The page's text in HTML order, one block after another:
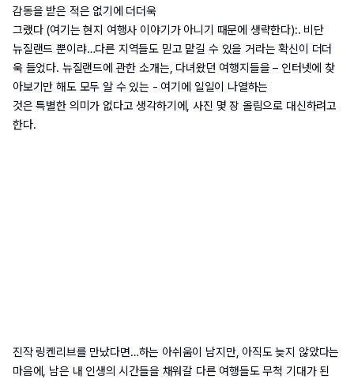
감동을 받은 적은 없기에 더더욱
그랬다 (여기는 현지 여행사 이야기가 아니기 때문에 생략한다):. 비단
뉴질랜드 뿐이랴…다른 지역들도 믿고 맡길 수 있을 거라는 확신이 더더
욱 들었다. 뉴질랜드에 관한 소개는, 다녀왔던 여행지들을 – 인터넷에 찾
아보기만 해도 모두 알 수 있는 - 여기에 일일이 나열하는
것은 특별한 의미가 없다고 생각하기에, 사진 몇 장 올림으로 대신하려고
한다.
진작 링켄리브를 만났다면…하는 아쉬움이 남지만, 아직도 늦지 않았다는
마음에, 남은 내 인생의 시간들을 채워갈 다른 여행들도 무척 기대가 된